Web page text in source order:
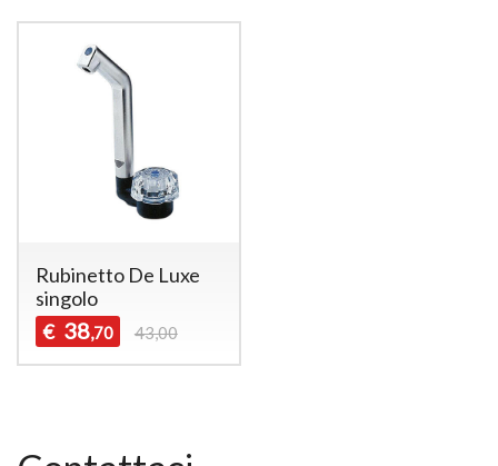
Rubinetto De Luxe
singolo
€ 38,70 43,00